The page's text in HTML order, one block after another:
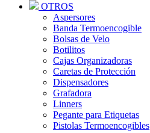
OTROS
Aspersores
Banda Termoencogible
Bolsas de Velo
Botilitos
Cajas Organizadoras
Caretas de Protección
Dispensadores
Grafadora
Linners
Pegante para Etiquetas
Pistolas Termoencogibles